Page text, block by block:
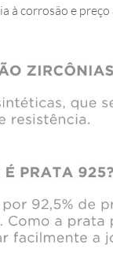
à corrosão e preço